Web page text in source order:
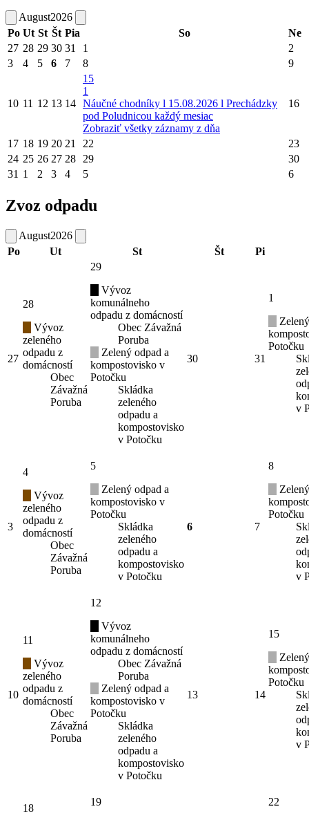
August2026
Po Ut St Št Pia So
Ne
27 28 29 30 31 1
2
3
4 5 6 7 8 9
10 11 12 13 14
15
1
Náučné chodníky l 15.08.2026 l Prechádzky
pod Poludnicou každý mesiac
Zobraziť všetky záznamy z dňa
16
17 18 19 20 21 22
23
24 25 26 27 28 29
30
31 1 2 3 4 5 6
Zvoz odpadu
August2026
Po
Ut St Št Pi
27
28
Vývoz
zeleného
odpadu z
domácností
Obec
Závažná
Poruba
29
Vývoz
komunálneho
odpadu z domácností
Obec Závažná
Poruba
Zelený odpad a
kompostovisko v
Potočku
Skládka
zeleného
odpadu a
kompostovisko
v Potočku
30 31
1
Potočku
v
3
4
Vývoz
zeleného
odpadu z
domácností
Obec
Závažná
Poruba
5
Zelený odpad a
kompostovisko v
Potočku
Skládka
zeleného
odpadu a
kompostovisko
v Potočku
6 7
8
Potočku
v
10
11
Vývoz
zeleného
odpadu z
domácností
Obec
Závažná
Poruba
12
Vývoz
komunálneho
odpadu z domácností
Obec Závažná
Poruba
Zelený odpad a
kompostovisko v
Potočku
Skládka
zeleného
odpadu a
kompostovisko
v Potočku
13 14
15
Potočku
v
18
19
22